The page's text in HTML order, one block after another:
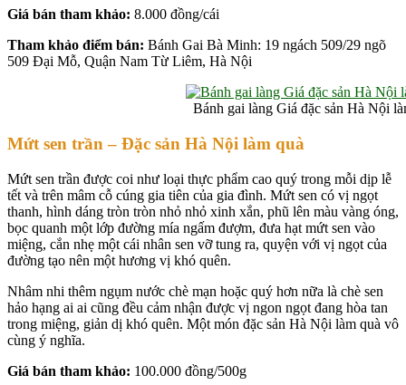
Giá bán tham khảo: 8.000 đồng/cái
Tham khảo điểm bán: Bánh Gai Bà Minh: 19 ngách 509/29 ngõ
509 Đại Mỗ, Quận Nam Từ Liêm, Hà Nội
Bánh gai làng Giá đặc sản Hà Nội
Mứt sen trần – Đặc sản Hà Nội làm quà
Mứt sen trần được coi như loại thực phẩm cao quý trong mỗi dịp lễ
tết và trên mâm cỗ cúng gia tiên của gia đình. Mứt sen có vị ngọt
thanh, hình dáng tròn tròn nhỏ nhỏ xinh xắn, phũ lên màu vàng óng,
bọc quanh một lớp đường mía ngấm đượm, đưa hạt mứt sen vào
miệng, cắn nhẹ một cái nhân sen vỡ tung ra, quyện với vị ngọt của
đường tạo nên một hương vị khó quên.
Nhâm nhi thêm ngụm nước chè mạn hoặc quý hơn nữa là chè sen
hảo hạng ai ai cũng đều cảm nhận được vị ngon ngọt đang hòa tan
trong miệng, giản dị khó quên. Một món đặc sản Hà Nội làm quà vô
cùng ý nghĩa.
Giá bán tham khảo: 100.000 đồng/500g